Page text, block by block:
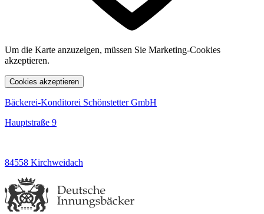
Um die Karte anzuzeigen, müssen Sie Marketing-Cookies
akzeptieren.
Cookies akzeptieren
Bäckerei-Konditorei Schönstetter GmbH
Hauptstraße 9
84558 Kirchweidach